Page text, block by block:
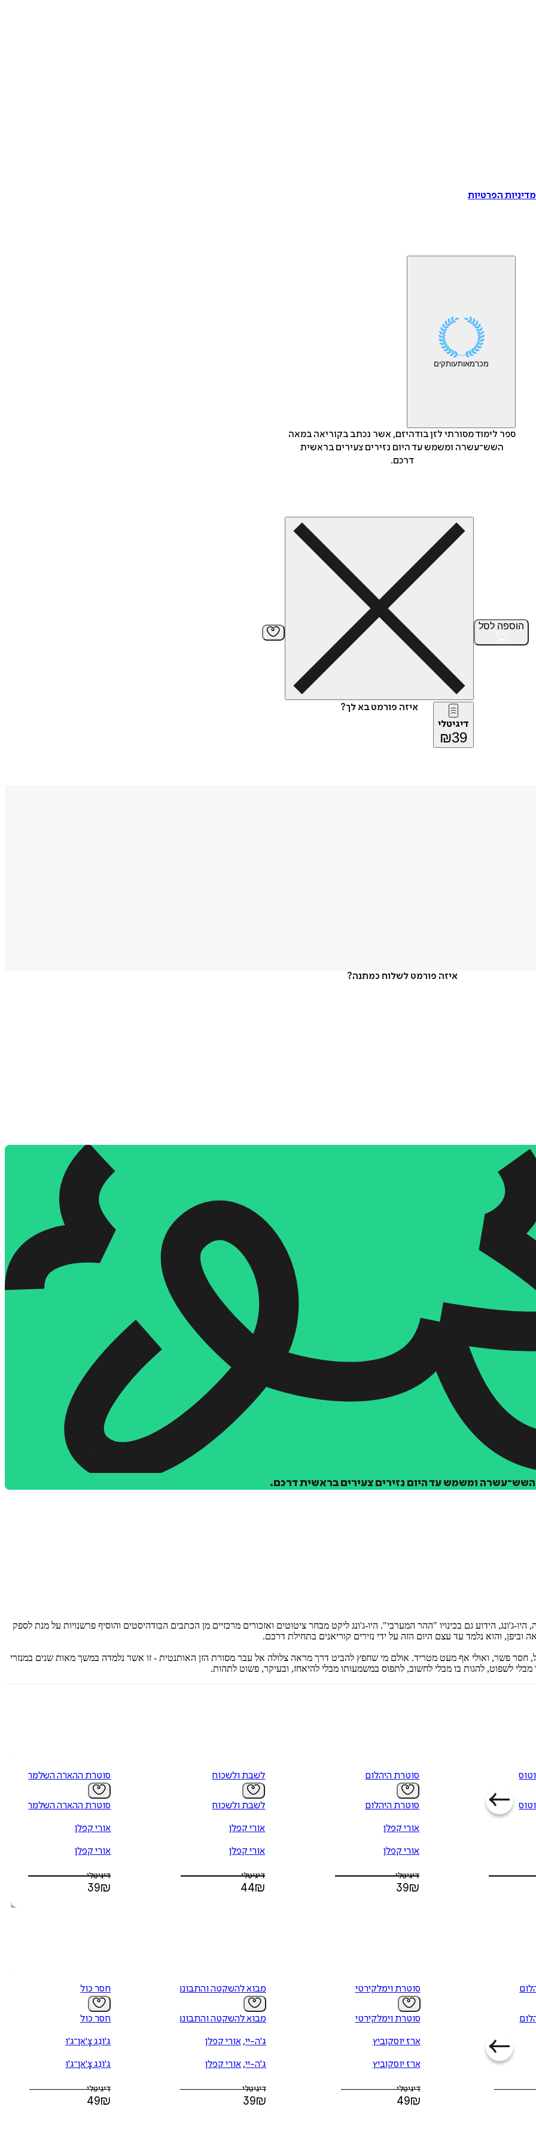
הפרטיות
מכרמאותעותקים
ספר לימוד מסורתי לזן בודהיזם, אשר נכתב בקוריאה במאה
השש־עשרה ומשמש עד היום נזירים צעירים בראשית
דרכם.
הוספה לסל
איזה פורמט בא לך?
דיגיטלי
₪39
איזה פורמט לשלוח כמתנה?
הוספה
איזה פורמט בא לך?
ומשמש עד היום נזירים צעירים בראשית דרכם.
על ידי אחד מגדולי נזירי קוריאה, היו-ג'ונג, הידוע גם בכינויו "ההר המערבי". היו-ג'ונג ליקט מבחר ציטוטים ואזכורים מרכזיים מן הכתבים הבודהיסטים והוסיף פרשנויות על מנת לספק
וביפן, והוא נלמד עד עצם היום הזה על ידי נזירים קוריאנים בתחילת דרכם.
פשר, ואולי אף מעט מטריד. אולם מי שחפץ להביט דרך מראה צלולה אל עבר מסורת הזן האותנטית - זו אשר נלמדה במשך מאות שנים במנזרי
מבלי לשפוט, להגות בו מבלי לחשוב, לתפוס במשמעותו מבלי להיאחז, ובעיקר, פשוט לתהות.
סוטרת היהלום
סוטרת היהלום
אורי קפלן
אורי קפלן
דיגיטלי
39₪
לשבת ולשכוח
לשבת ולשכוח
אורי קפלן
אורי קפלן
דיגיטלי
44₪
סוטרת ההארה השלמה
סוטרת ההארה השלמה
אורי קפלן
אורי קפלן
דיגיטלי
39₪
סוטרת וימלקירטי
סוטרת וימלקירטי
ארז יוסקוביץ
ארז יוסקוביץ
דיגיטלי
49₪
מבוא להשקטה והתבוננות
מבוא להשקטה והתבוננות
ג'ה-יי,אורי קפלן
ג'ה-יי,אורי קפלן
דיגיטלי
39₪
חסר כול
חסר כול
ג'וֹנְג צָ'אן־ג'וּ
ג'וֹנְג צָ'אן־ג'וּ
דיגיטלי
49₪